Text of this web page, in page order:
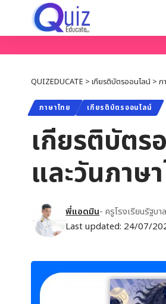
QUIZEDUCATE > เกียรติบัตรออนไลน์ > ภ
ภาษาไทย เกียรติบัตรออนไลน์
เกียรติบัตร
และวันภาษ
Last updated: 24/07/
พี่แอดมิน- ครูโรงเรียนรัฐบาล